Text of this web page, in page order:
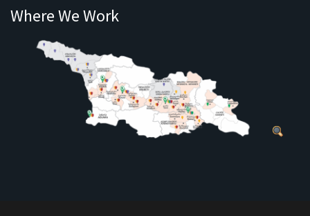
Where We Work